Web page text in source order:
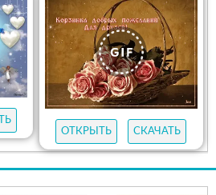
ОТКРЫТЬ
СКАЧАТЬ